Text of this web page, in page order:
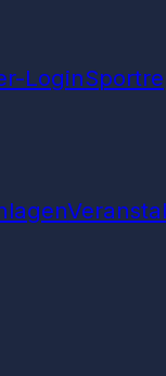
Login